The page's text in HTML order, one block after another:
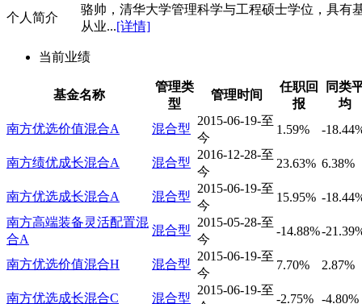
个人简介
骆帅，清华大学管理科学与工程硕士学位，具有
从业...[详情]
当前业绩
基金名称
管理类
型
管理时间
任职回
报
同类
均
南方优选价值混合A
混合型
2015-06-19-至
今
1.59% -
南方绩优成长混合A 混合型
2016-12-28-至
今
23.63% 6.38%
南方优选成长混合A 混合型
2015-06-19-至
今
15.95% -
南方高端装备灵活配置混
合A
混合型
2015-05-28-至
今
-14.88%-
南方优选价值混合H 混合型
2015-06-19-至
今
7.70% 2.87%
南方优选成长混合C 混合型
2015-06-19-至
-2.75% -4.80%